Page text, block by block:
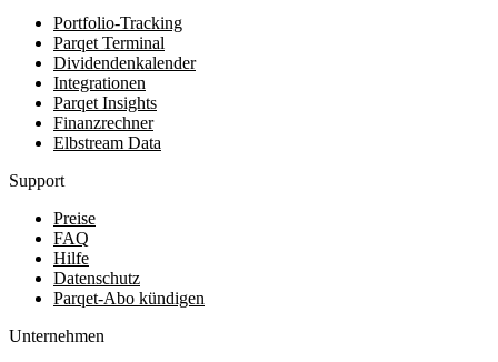
Portfolio-Tracking
Parqet Terminal
Dividendenkalender
Integrationen
Parqet Insights
Finanzrechner
Elbstream Data
Support
Preise
FAQ
Hilfe
Datenschutz
Parqet-Abo kündigen
Unternehmen